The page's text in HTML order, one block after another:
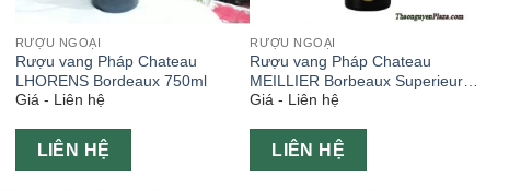
RƯỢU NGOẠI
Rượu vang Pháp Chateau
LHORENS Bordeaux 750ml
Giá - Liên hệ
LIÊN HỆ
RƯỢU NGOẠI
Rượu vang Pháp Chateau
MEILLIER Borbeaux Superieur
750ml
Giá - Liên hệ
LIÊN HỆ